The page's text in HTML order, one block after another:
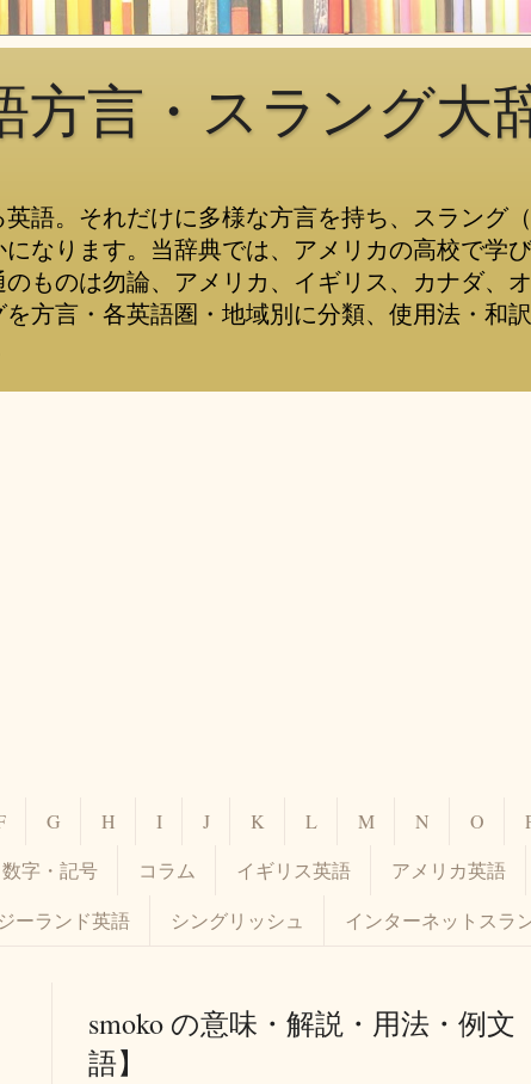
方言・スラング大
英語。それだけに多様な方言を持ち、スラング
なります。当辞典では、アメリカの高校で学
ものは勿論、アメリカ、イギリス、カナダ、
方言・各英語圏・地域別に分類、使用法・和
G H I J K L M N O
数字・記号 コラム イギリス英語 アメリカ英語
ーランド英語 シングリッシュ インターネットスラ
smoko の意味・解説・用法・例
語】